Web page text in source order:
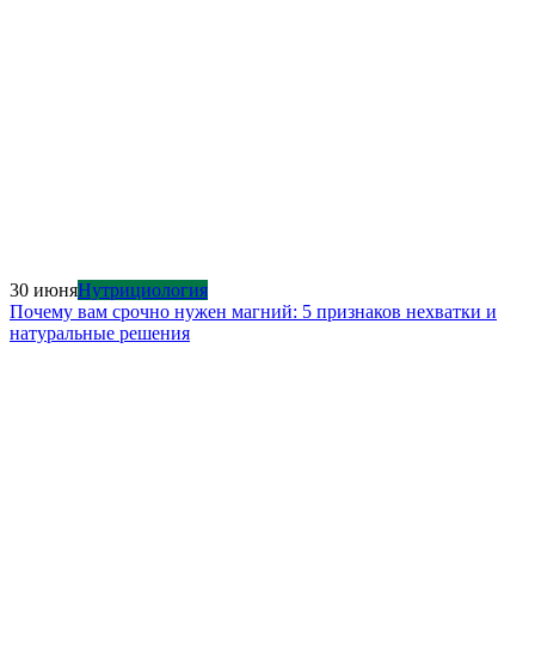
30 июняНутрициология
Почему вам срочно нужен магний: 5 признаков нехватки и
натуральные решения